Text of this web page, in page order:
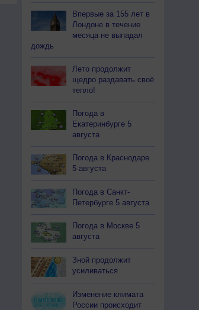
Впервые за 155 лет в
Лондоне в течение
месяца не выпадал
дождь
Лето продолжит
щедро раздавать своё
тепло!
Погода в
Екатеринбурге 5
августа
Погода в Краснодаре
5 августа
Погода в Санкт-
Петербурге 5 августа
Погода в Москве 5
августа
Зной продолжит
усиливаться
Изменение климата
России происходит